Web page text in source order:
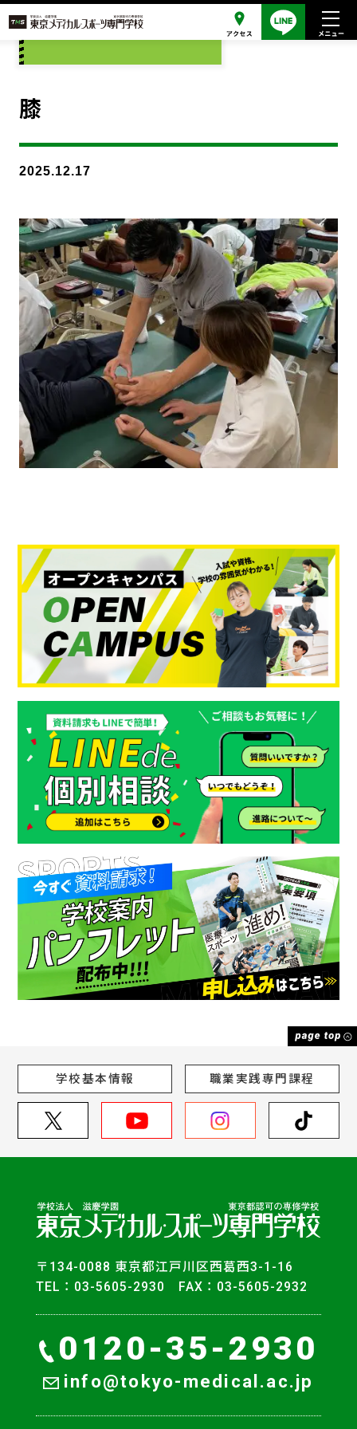
添付ファイル
膝
2025.12.17
学校基本情報 職業実践専門課程
〒134-0088 東京都江戸川区西葛西3-1-16
TEL：03-5605-2930 FAX：03-5605-2932
0120-35-2930
info@tokyo-medical.ac.jp